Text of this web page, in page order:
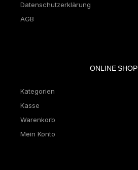
Datenschutzerklärung
AGB
ONLINE SHOP
Kategorien
Kasse
Warenkorb
Mein Konto